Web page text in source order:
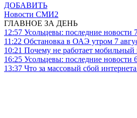
ДОБАВИТЬ
Новости СМИ2
ГЛАВНОЕ ЗА ДЕНЬ
12:57 Усольцевы: последние новости
11:22 Обстановка в ОАЭ утром 7
10:21 Почему не работает мобильный
16:25 Усольцевы: последние новости
13:37 Что за массовый сбой